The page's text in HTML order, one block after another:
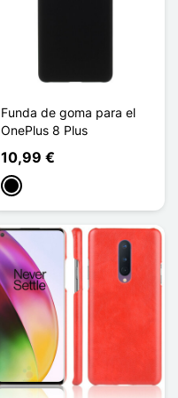
Funda de goma para el
OnePlus 8 Plus
10,99 €
Negro